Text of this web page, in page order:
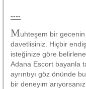
----
Muhteşem bir gecenin
davetlisiniz. Hiçbir
isteğinize göre
Adana Escort bayanla
ayrıntıyı göz önünde
bir deneyim